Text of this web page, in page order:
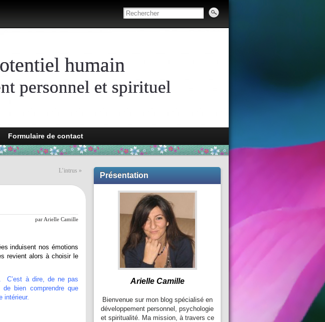
humain
personnel et spirituel
Formulaire de contact
L’intrus »
par Arielle Camille
induisent nos émotions
revient alors à choisir le
C’est à dire, de ne pas
bien comprendre que
intérieur.
Présentation
Arielle Camille
Bienvenue sur mon blog spécialisé en
développement personnel, psychologie
et spiritualité. Ma mission, à travers ce